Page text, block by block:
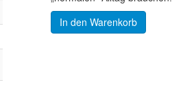
In den Warenkorb